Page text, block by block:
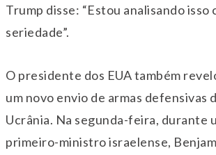
Trump disse: “Estou analisando isso
seriedade”.
O presidente dos EUA também
um novo envio de armas defensivas
Ucrânia. Na segunda-feira, durante
primeiro-ministro israelense,